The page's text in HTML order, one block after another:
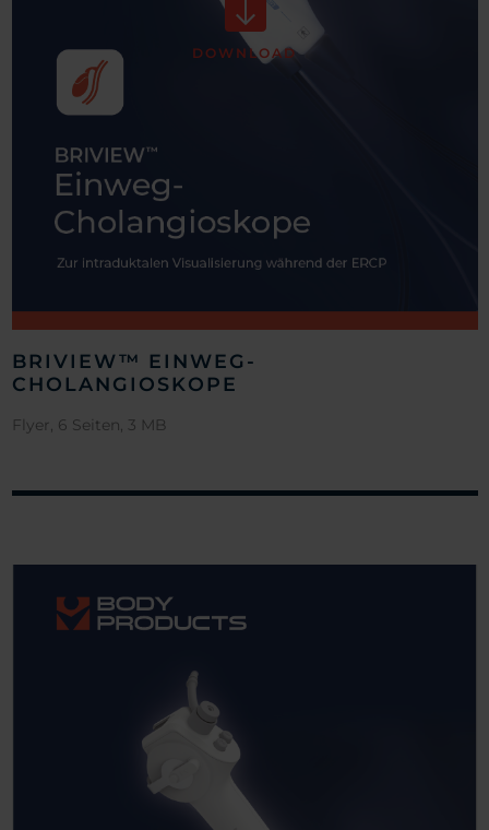
DOWNLOAD
BRIVIEW™ EINWEG-
CHOLANGIOSKOPE
Flyer, 6 Seiten, 3 MB